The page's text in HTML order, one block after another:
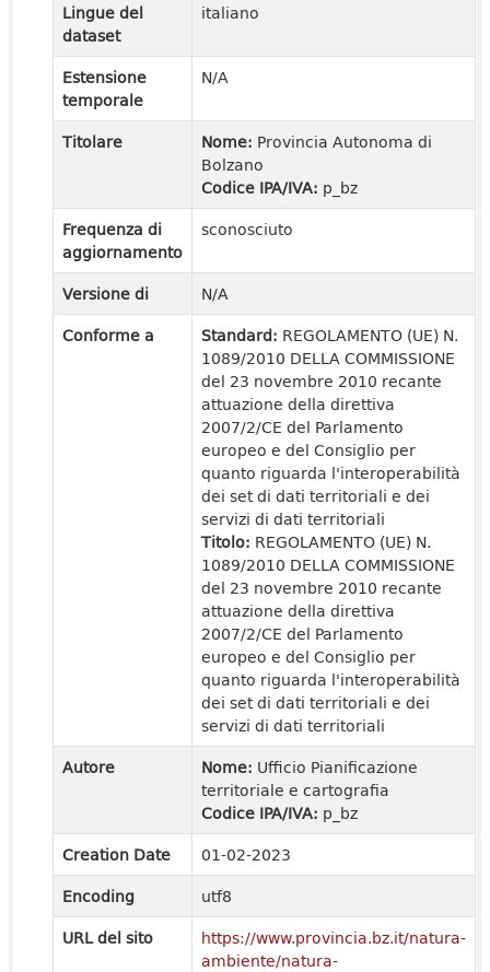
Lingue del
dataset
italiano
Estensione
temporale
N/A
Titolare Nome: Provincia Autonoma di
Bolzano
Codice IPA/IVA: p_bz
Frequenza di
aggiornamento
sconosciuto
Versione di
N/A
Conforme a
Standard: REGOLAMENTO (UE) N.
1089/2010 DELLA COMMISSIONE
del 23 novembre 2010 recante
attuazione della direttiva
2007/2/CE del Parlamento
europeo e del Consiglio per
quanto riguarda l'interoperabilità
dei set di dati territoriali e dei
servizi di dati territoriali
Titolo: REGOLAMENTO (UE) N.
1089/2010 DELLA COMMISSIONE
del 23 novembre 2010 recante
attuazione della direttiva
2007/2/CE del Parlamento
europeo e del Consiglio per
quanto riguarda l'interoperabilità
dei set di dati territoriali e dei
servizi di dati territoriali
Autore
Nome: Ufficio Pianificazione
territoriale e cartografia
Codice IPA/IVA: p_bz
Creation Date
01-02-2023
Encoding
utf8
URL del sito
https://www.provincia.bz.it/natura-
ambiente/natura-